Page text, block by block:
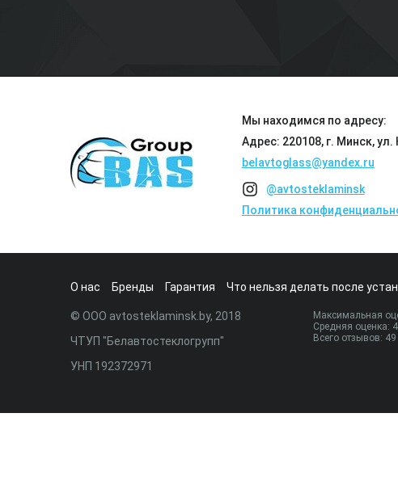
Мы находимся по адресу:
Адрес: 220108, г. Минск,
belavtoglass@yandex.ru
@avtosteklaminsk
Политика
О нас Бренды Гарантия Что нельзя делать после
© ООО avtosteklaminsk.by, 2018
ЧТУП "Белавтостеклогрупп"
УНП 192372971
Максимальная
Средняя оценка:
Всего отзывов: 49